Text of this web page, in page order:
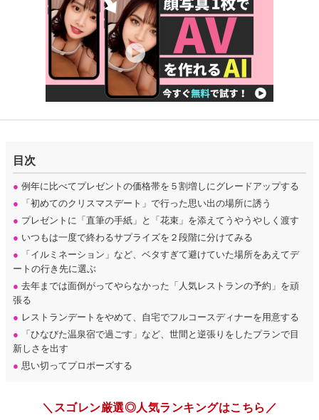
目次
● 例年に比べてプレゼントの価格帯を５割増しにグレードアップする
● 「初めてのクリスマスデート」で行った思い出の場所に誘う
● プレゼントに「直筆の手紙」と「花束」を添えてうやうやしく渡す
● いつもは一度で終わるサプライズを２段階に分けてみる
● 「イルミネーション」など、ベタすぎて避けていた場所をあえてデ
ートの行き先に選ぶ
● 去年までは面倒がってやらなかった「人気レストランの予約」を頑
張る
● レストランデートをやめて、自宅でフルコースディナーを用意する
● 「ひなびた温泉宿で過ごす」など、世間と逆張りをしたプランで目
新しさを出す
● 思い切ってプロポーズする
＼スゴレン厳選◎人気ランキングはこちら／